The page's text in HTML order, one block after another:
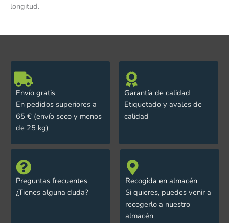
longitud.
Envío gratis
En pedidos superiores a
65 € (envío seco y menos
de 25 kg)
Garantía de calidad
Etiquetado y avales de
calidad
Preguntas frecuentes
¿Tienes alguna duda?
Recogida en almacén
Si quieres, puedes venir a
recogerlo a nuestro
almacén